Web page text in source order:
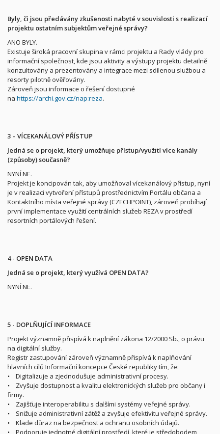
Byly, či jsou předávány zkušenosti nabyté v souvislosti s realizací
projektu ostatním subjektům veřejné správy?
ANO BYLY.
Existuje široká pracovní skupina v rámci projektu a Rady vlády pro
informační společnost, kde jsou aktivity a výstupy projektu detailně
konzultovány a prezentovány a integrace mezi sdílenou službou a
resorty pilotně ověřovány.
Zároveň jsou informace o řešení dostupné
na https://archi.gov.cz/nap:reza.
3 – VÍCEKANÁLOVÝ PŘÍSTUP
Jedná se o projekt, který umožňuje přístup/využití více kanály
(způsoby) současně?
NYNÍ NE.
Projekt je koncipován tak, aby umožňoval vícekanálový přístup, nyní
je v realizaci vytvoření přístupů prostřednictvím Portálu občana a
Kontaktního místa veřejné správy (CZECHPOINT), zároveň probíhají
první implementace využití centrálních služeb REZA v prostředí
resortních portálových řešení.
4 - OPEN DATA
Jedná se o projekt, který využívá OPEN DATA?
NYNÍ NE.
5 - DOPLŇUJÍCÍ INFORMACE
Projekt významně přispívá k naplnění zákona 12/2000 Sb., o právu
na digitální služby.
Registr zastupování zároveň významně přispívá k naplňování
hlavních cílů Informační koncepce České republiky tím, že:
• Digitalizuje a zjednodušuje administrativní procesy.
• Zvyšuje dostupnost a kvalitu elektronických služeb pro občany i
firmy.
• Zajišťuje interoperabilitu s dalšími systémy veřejné správy.
• Snižuje administrativní zátěž a zvyšuje efektivitu veřejné správy.
• Klade důraz na bezpečnost a ochranu osobních údajů.
• Podporuje jednotné digitální prostředí, které je středobodem